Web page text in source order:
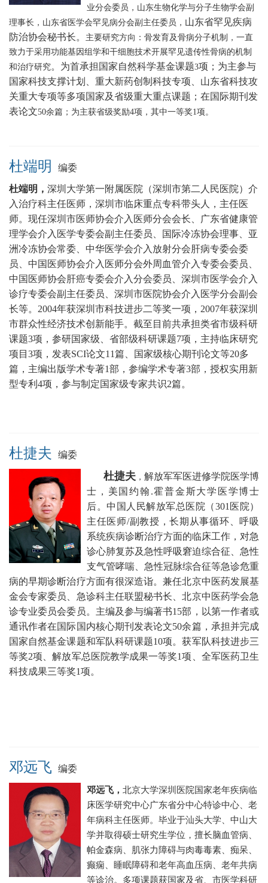
业分会委员，山东生物化学与分子生物学会副
理事长，山东省医学会罕见病分会副主任委员， 山东省罕见疾病
防治协会秘书长。
主要研究方向：骨发育及骨病分子机制，一直
致力于采用功能基因组学和干细胞技术开展罕见遗传性骨病的机制
和治疗研究。为首承担国家自然科学基金课题3项；为主参与
国家科技支撑计划、重大新药创制科技专项、山东省科技攻
关重大专项等多项国家及省级重大重点课题 ；在国际期刊发
表论文50余篇；为主获省级奖励4项，其中一等奖1项。
杜端明 编委
杜端明， 深圳大学第一附属医院（深圳市第二人民医院）介
入治疗科主任医师， 深圳市临床重点专科带头人，主任医
师。现任深圳市医师协会介入医师分会会长、广东省健康管
理学会介入医学专委会副主任委员、国际冷冻协会理事、亚
洲冷冻协会常委、中华医学会介入放射分会肝病专委会委
员、中国医师协会介入医师分会外周血管介入专委会委员、
中国医师协会肝癌专委会介入分会委员、深圳市医学会介入
诊疗专委会副主任委员、深圳市医院协会介入医学分会副会
长等。2004年获深圳市科技进步二等奖一项，2007年获深圳
市群众性经济技术创新能手。截至目前共承担类省市级科研
课题3项，参研国家级、省部级科研课题7项，主持临床研究
项目3项，发表SCI论文11篇、国家级核心期刊论文等20多
篇，主编出版学术专著1部，参编学术专著3部，授权实用新
型专利4项，参与制定国家级专家共识2篇。
杜捷夫 编委
杜捷夫 ， 解放军军医进修学院医学博
士，美国约翰.霍普金斯大学医学博士
后。中国人民解放军总医院（301医院）
主任医师/副教授，长期从事循环、呼吸
系统疾病诊断治疗方面的临床工作，对急
诊心肺复苏及急性呼吸窘迫综合征、急性
支气管哮喘、急性冠脉综合征等急诊危重
病的早期诊断治疗方面有很深造诣。兼任北京中医药发展基
金会专家委员、急诊科主任联盟秘书长 、北京中医药学会急
诊专业委员会委员。 主编及参与编著书15部，以第一作者或
通讯作者在国际国内核心期刊发表论文50余篇 ，承担并完成
国家自然基金课题和军队科研课题10项。获军队科技进步三
等奖2项、解放军总医院教学成果一等奖1项、 全军医药卫生
科技成果三等奖1项。
邓远飞 编委
邓远飞， 北京大学深圳医院 国家老年疾病临
床医学研究中心广东省分中心特诊中心、老
年病科主任医师。毕业于汕头大学、中山大
学并取得硕士研究生学位， 擅长脑血管病、
帕金森病、肌张力障碍与肉毒毒素、痴呆、
癫痫、睡眠障碍和老年高血压病、老年共病
等诊治。 多项课题获国家及省、市医学科研